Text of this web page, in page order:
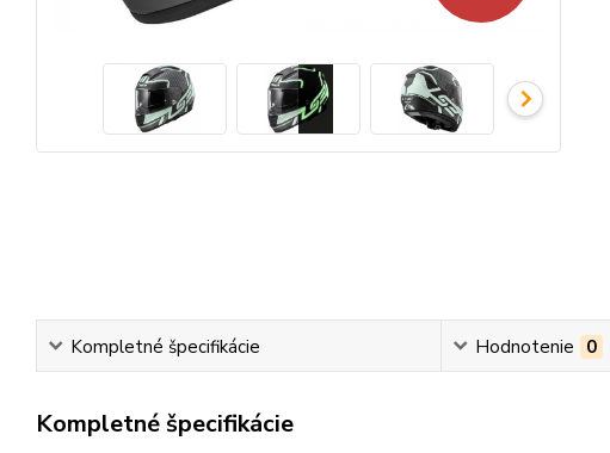
Kompletné špecifikácie Hodnotenie 0
Kompletné špecifikácie